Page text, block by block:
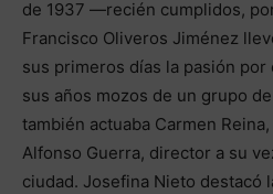
de 1937 —recién cumplidos,
Francisco Oliveros Jiménez
sus primeros días la pasión
sus años mozos de un grupo
también actuaba Carmen
Alfonso Guerra, director a su
ciudad. Josefina Nieto destacó